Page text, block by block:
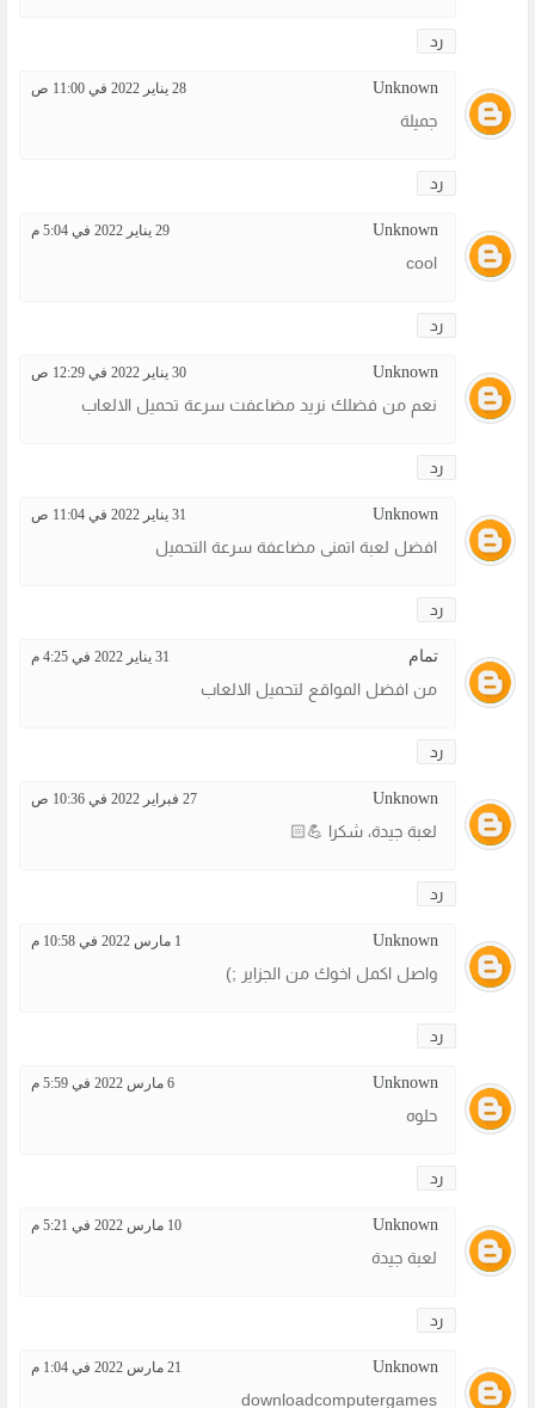
رد
Unknown 28 يناير 2022 في 11:00 ص
جميلة
رد
Unknown 29 يناير 2022 في 5:04 م
cool
رد
Unknown 30 يناير 2022 في 12:29 ص
نعم من فضلك نريد مضاعفت سرعة تحميل الالعاب
رد
Unknown 31 يناير 2022 في 11:04 ص
افضل لعبة اتمنى مضاعفة سرعة التحميل
رد
تمام 31 يناير 2022 في 4:25 م
من افضل المواقع لتحميل الالعاب
رد
Unknown 27 فبراير 2022 في 10:36 ص
لعبة جيدة، شكرا 💪🏻
رد
Unknown 1 مارس 2022 في 10:58 م
واصل اكمل اخوك من الجزاير ;)
رد
Unknown 6 مارس 2022 في 5:59 م
حلوه
رد
Unknown 10 مارس 2022 في 5:21 م
لعبة جيدة
رد
Unknown 21 مارس 2022 في 1:04 م
downloadcomputergames